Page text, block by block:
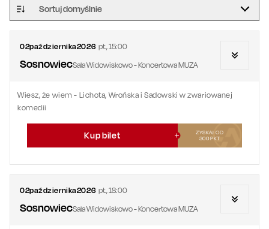
Sortuj domyślnie
02października2026 pt.,15:00
SosnowiecSala Widowiskowo - Koncertowa MUZA
Wiesz, że wiem - Lichota, Wrońska i Sadowski w zwariowanej
komedii
Kup bilet
ZYSKAJ OD
300PKT
02października2026 pt.,18:00
SosnowiecSala Widowiskowo - Koncertowa MUZA